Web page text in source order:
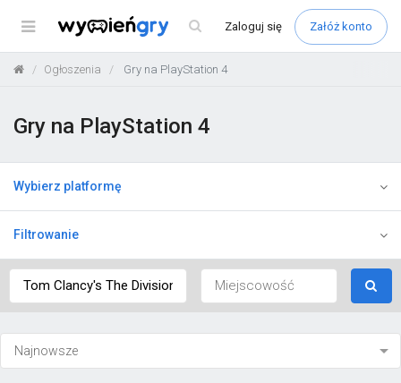
Menu Zaloguj się Załóż konto
Ogłoszenia Gry na PlayStation 4
Gry na PlayStation 4
Wybierz platformę
Filtrowanie